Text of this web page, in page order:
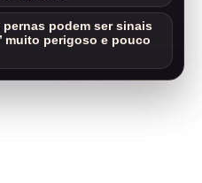
pernas podem ser sinais
muito perigoso e pouco